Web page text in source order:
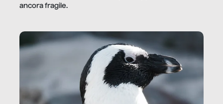
ancora fragile.